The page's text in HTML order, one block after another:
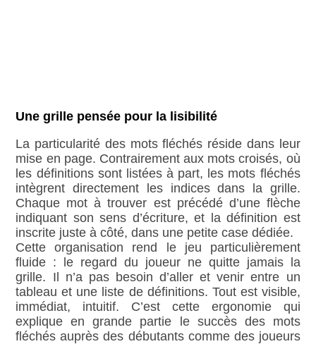
Une grille pensée pour la lisibilité
La particularité des mots fléchés réside dans leur
mise en page. Contrairement aux mots croisés, où
les définitions sont listées à part, les mots fléchés
intègrent directement les indices dans la grille.
Chaque mot à trouver est précédé d’une flèche
indiquant son sens d’écriture, et la définition est
inscrite juste à côté, dans une petite case dédiée.
Cette organisation rend le jeu particulièrement
fluide : le regard du joueur ne quitte jamais la
grille. Il n’a pas besoin d’aller et venir entre un
tableau et une liste de définitions. Tout est visible,
immédiat, intuitif. C’est cette ergonomie qui
explique en grande partie le succès des mots
fléchés auprès des débutants comme des joueurs